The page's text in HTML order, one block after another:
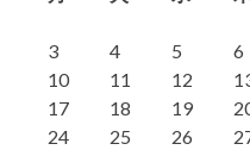
3
4 5 6
10
11 12
17
18 19
24
25 26